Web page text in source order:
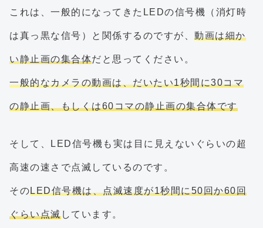
これは、一般的になってきたLEDの信号機（消灯時
は真っ黒な信号）と関係するのですが、 動画は細か
い静止画の集合体だと思ってください。
一般的なカメラの動画は、だいたい1秒間に30コマ
の静止画、もしくは60コマの静止画の集合体です
そして、LED信号機も実は目に見えないぐらいの超
高速の速さで点滅しているのです。
そのLED信号機は、点滅速度が1秒間に50回か60回
ぐらい点滅しています。